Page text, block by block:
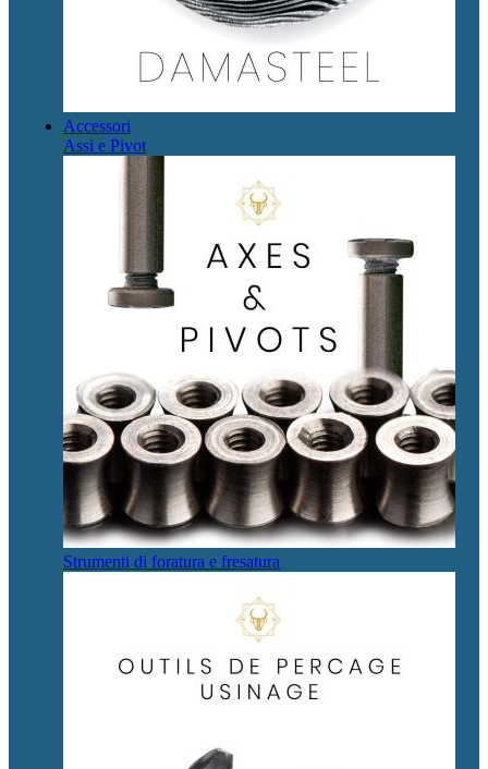
Accessori
Assi e Pivot
Strumenti di foratura e fresatura